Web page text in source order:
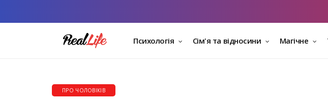
Психологія Сім'я та відносини Магічне
ПРО ЧОЛОВІКІВ